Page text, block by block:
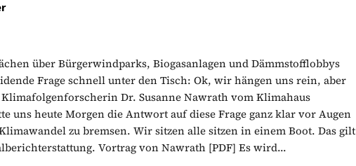
über Bürgerwindparks, Biogasanlagen und Dämmstofflobbys
Frage schnell unter den Tisch: Ok, wir hängen uns rein, aber
Dr. Susanne Nawrath vom Klimahaus
uns heute Morgen die Antwort auf diese Frage ganz klar vor Augen
zu bremsen. Wir sitzen alle sitzen in einem Boot. Das gilt
Vortrag von Nawrath [PDF] Es wird...